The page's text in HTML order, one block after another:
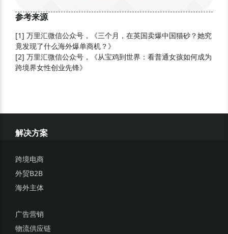
参考来源
[1] 万里汇微信公众号，《三个月，在英国卖爆中国猫砂？她究
竟发现了什么海外爆单商机？》
[2] 万里汇微信公众号，《从宝鸡到世界：看普通女孩如何成为
跨境界女性创业先锋》
解决方案
跨境电商
外贸B2B
海外主体
广告营销
物流供应链